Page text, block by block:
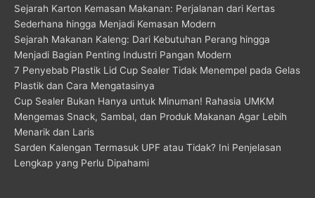
Sejarah Karton Kemasan Makanan: Perjalanan dari Kertas
Sederhana hingga Menjadi Kemasan Modern
Sejarah Makanan Kaleng: Dari Kebutuhan Perang hingga
Menjadi Bagian Penting Industri Pangan Modern
7 Penyebab Plastik Lid Cup Sealer Tidak Menempel pada Gelas
Plastik dan Cara Mengatasinya
Cup Sealer Bukan Hanya untuk Minuman! Rahasia UMKM
Mengemas Snack, Sambal, dan Produk Makanan Agar Lebih
Menarik dan Laris
Sarden Kalengan Termasuk UPF atau Tidak? Ini Penjelasan
Lengkap yang Perlu Dipahami